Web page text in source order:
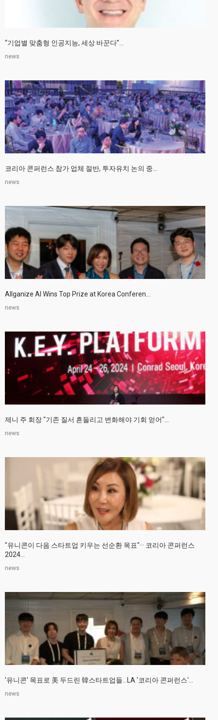
“기업별 맞춤형 인공지능, 세상 바꾼다”...
news
코리아 콘퍼런스 참가 업체 절반, 투자유치 논의 중...
news
Allganize AI Wins Top Prize at Korea Conferen...
news
제니 주 회장 "기존 질서 흔들리고 변화해야 기회 얻어"...
news
"유니콘이 다음 스타트업 키우는 선순환 목표"··· 코리아 콘퍼런스
2024...
news
'유니콘' 목표로 美 두드린 韓스타트업들…LA '코리아 콘퍼런스'...
news